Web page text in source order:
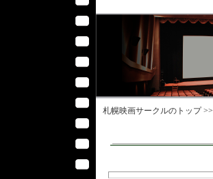
札幌映画サークルのトップ >>